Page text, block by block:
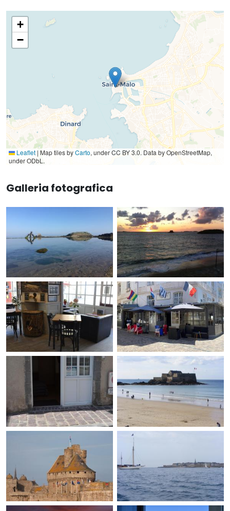
+
−
Leaflet | Map tiles byCarto, under CC BY 3.0. Data by OpenStreetMap,
under ODbL.
Galleria fotografica